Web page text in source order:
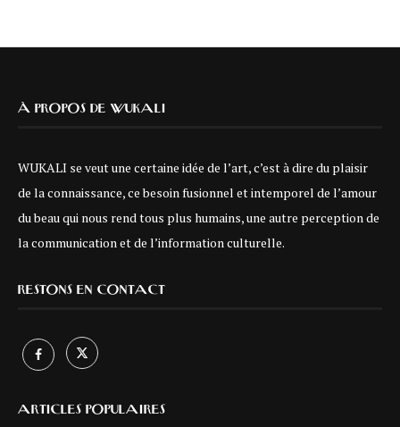
À PROPOS DE WUKALI
WUKALI se veut une certaine idée de l’art, c’est à dire du plaisir
de la connaissance, ce besoin fusionnel et intemporel de l’amour
du beau qui nous rend tous plus humains, une autre perception de
la communication et de l’information culturelle.
RESTONS EN CONTACT
ARTICLES POPULAIRES